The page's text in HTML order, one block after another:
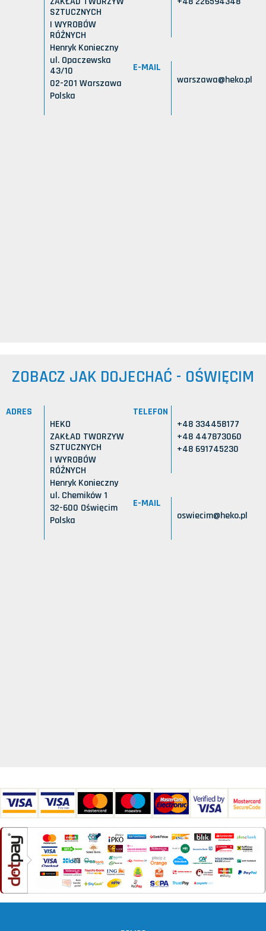
SZTUCZNYCH
I WYROBÓW
RÓŻNYCH
Henryk Konieczny
ul. Opaczewska
43/10
02-201 Warszawa
Polska
E-MAIL
warszawa@heko.pl
ZOBACZ JAK DOJECHAĆ - OŚWIĘCIM
ADRES
HEKO
ZAKŁAD TWORZYW
SZTUCZNYCH
I WYROBÓW
RÓŻNYCH
Henryk Konieczny
ul. Chemików 1
32-600 Oświęcim
Polska
TELEFON
+48 334458177
+48 447873060
+48 691745230
E-MAIL
oswiecim@heko.pl